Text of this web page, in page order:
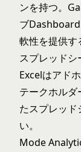
ンを持つ。
ブ
軟性を提供す
スプレッド
Excelはアド
テークホル
たスプレッド
い。
Mode